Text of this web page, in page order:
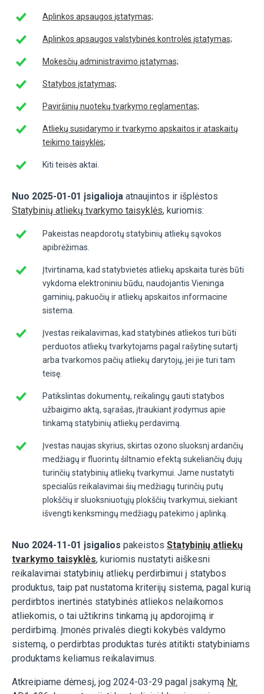
Aplinkos apsaugos įstatymas;
Aplinkos apsaugos valstybinės kontrolės įstatymas;
Mokesčių administravimo įstatymas;
Statybos įstatymas;
Paviršinių nuotekų tvarkymo reglamentas;
Atliekų susidarymo ir tvarkymo apskaitos ir ataskaitų
teikimo taisyklės;
Kiti teisės aktai.
Nuo 2025-01-01 įsigalioja atnaujintos ir išplėstos
Statybinių atliekų tvarkymo taisyklės, kuriomis:
Pakeistas neapdorotų statybinių atliekų sąvokos
apibrėžimas.
Įtvirtinama, kad statybvietės atliekų apskaita turės būti
vykdoma elektroniniu būdu, naudojantis Vieninga
gaminių, pakuočių ir atliekų apskaitos informacine
sistema.
Įvestas reikalavimas, kad statybinės atliekos turi būti
perduotos atliekų tvarkytojams pagal rašytinę sutartį
arba tvarkomos pačių atliekų darytojų, jei jie turi tam
teisę.
Patikslintas dokumentų, reikalingų gauti statybos
užbaigimo aktą, sąrašas, įtraukiant įrodymus apie
tinkamą statybinių atliekų perdavimą.
Įvestas naujas skyrius, skirtas ozono sluoksnį ardančių
medžiagų ir fluorintų šiltnamio efektą sukeliančių dujų
turinčių statybinių atliekų tvarkymui. Jame nustatyti
specialūs reikalavimai šių medžiagų turinčių putų
plokščių ir sluoksniuotųjų plokščių tvarkymui, siekiant
išvengti kenksmingų medžiagų patekimo į aplinką.
Nuo 2024-11-01 įsigalios pakeistos Statybinių atliekų
tvarkymo taisyklės, kuriomis nustatyti aiškesni
reikalavimai statybinių atliekų perdirbimui į statybos
produktus, taip pat nustatoma kriterijų sistema, pagal kurią
perdirbtos inertinės statybinės atliekos nelaikomos
atliekomis, o tai užtikrins tinkamą jų apdorojimą ir
perdirbimą. Įmonės privalės diegti kokybės valdymo
sistemą, o perdirbtas produktas turės atitikti statybiniams
produktams keliamus reikalavimus.
Atkreipiame dėmesį, jog 2024-03-29 pagal įsakymą Nr.